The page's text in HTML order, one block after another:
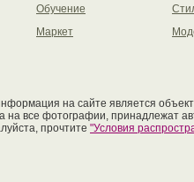
Обучение
Маркет
на сайте является
на все фотографии, принадлежат
прочтите "Условия